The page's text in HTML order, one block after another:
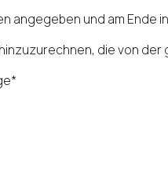
angegeben und am Ende
die von